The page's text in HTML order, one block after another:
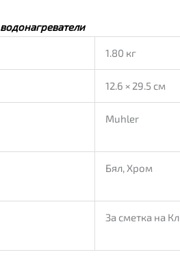
водонагреватели
1.80 кг
12.6 × 29.5 см
Muhler
Бял, Хром
За сметка на